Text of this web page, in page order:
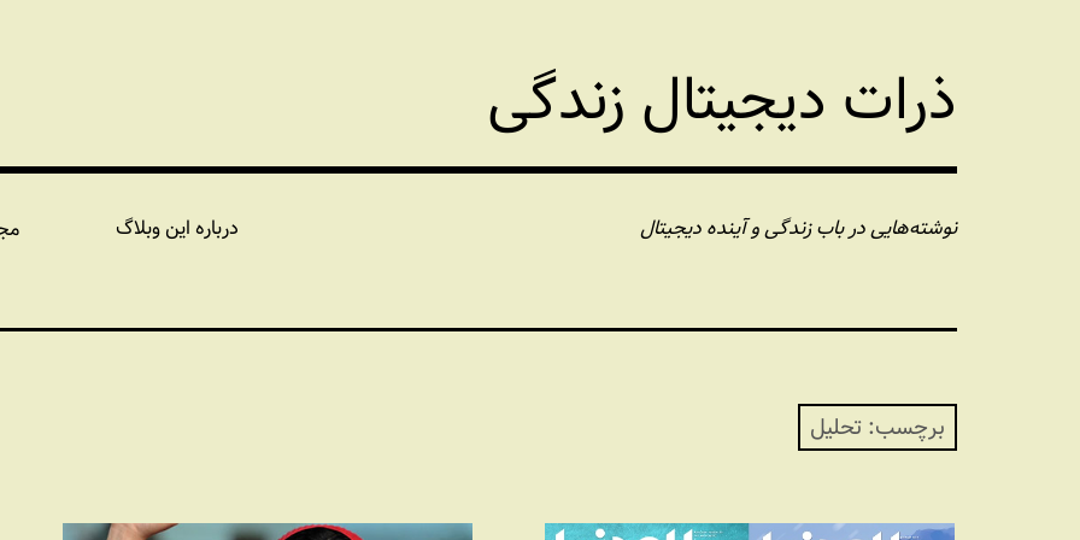
ذرات دیجیتال زندگی
نوشته‌هایی در باب زندگی و آینده دیجیتال درباره این وبلاگ
برچسب:تحلیل